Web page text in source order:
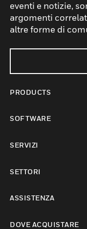
eventi e notizie,
argomenti
altre forme di
PRODUCTS
SOFTWARE
SERVIZI
SETTORI
ASSISTENZA
DOVE ACQUISTARE